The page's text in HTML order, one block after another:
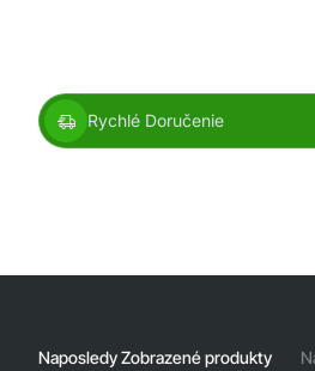
Rychlé Doručenie
Naposledy Zobrazené produkty